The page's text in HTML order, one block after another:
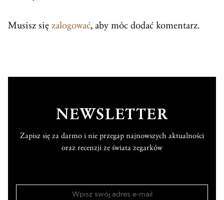
Musisz się zalogować, aby móc dodać komentarz.
NEWSLETTER
Zapisz się za darmo i nie przegap najnowszych aktualności
oraz recenzji ze świata zegarków